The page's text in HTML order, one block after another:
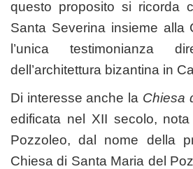
questo proposito si ricorda
Santa Severina insieme alla
l’unica testimonianza
dell’architettura bizantina in
Di interesse anche la Chiesa
edificata nel XII secolo,
Pozzoleo, dal nome della
Chiesa di Santa Maria del